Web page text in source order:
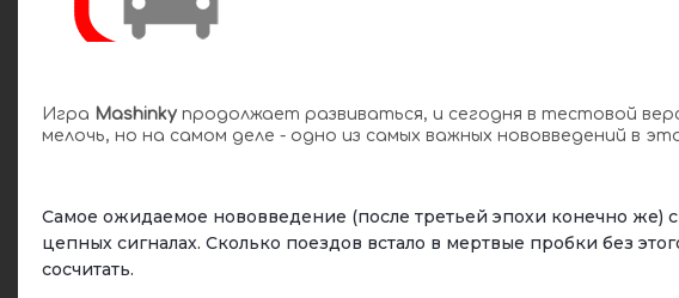
Игра Mashinky продолжает развиваться, и сегодня в тестовой
мелочь, но на самом деле - одно из самых важных нововведений в
Самое ожидаемое нововведение (после третьей эпохи конечно же)
цепных сигналах. Сколько поездов встало в мертвые пробки без
сосчитать.